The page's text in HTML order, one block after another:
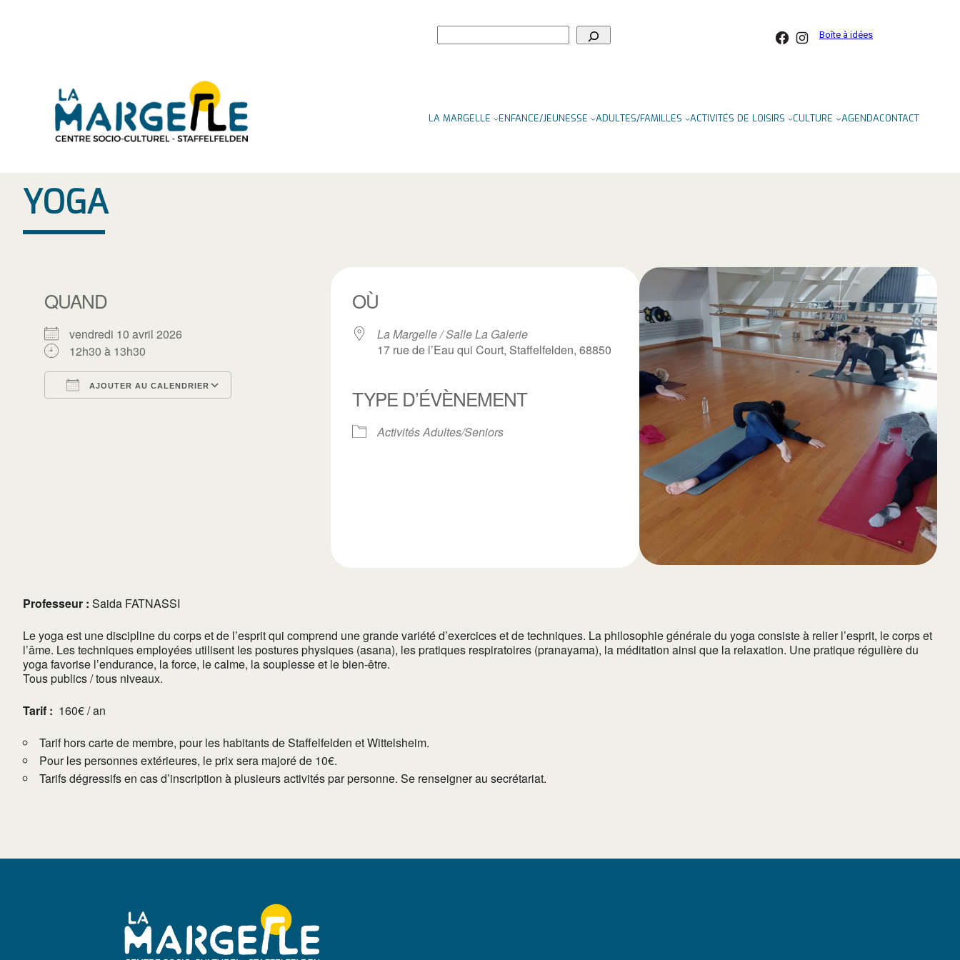
Facebook
Instagram
Boîte à idées
LA MARGELLE ENFANCE/JEUNESSE ADULTES/FAMILLES ACTIVITÉS DE LOISIRS CULTURE AGENDACONTACT
YOGA
QUAND
vendredi 10 avril 2026
12h30 à 13h30
AJOUTER AU CALENDRIER
iCalendar Office 365 Outlook Live
OÙ
La Margelle / Salle La Galerie
17 rue de l’Eau qui Court, Staffelfelden, 68850
TYPE D’ÉVÈNEMENT
Activités Adultes/Seniors
Professeur : Saida FATNASSI
Le yoga est une discipline du corps et de l’esprit qui comprend une grande variété d’exercices et de techniques. La philosophie générale du yoga consiste à relier l’esprit, le corps et
l’âme. Les techniques employées utilisent les postures physiques (asana), les pratiques respiratoires (pranayama), la méditation ainsi que la relaxation. Une pratique régulière du
yoga favorise l’endurance, la force, le calme, la souplesse et le bien-être.
Tous publics / tous niveaux.
Tarif : 160€ / an
Tarif hors carte de membre, pour les habitants de Staffelfelden et Wittelsheim.
Pour les personnes extérieures, le prix sera majoré de 10€.
Tarifs dégressifs en cas d’inscription à plusieurs activités par personne. Se renseigner au secrétariat.